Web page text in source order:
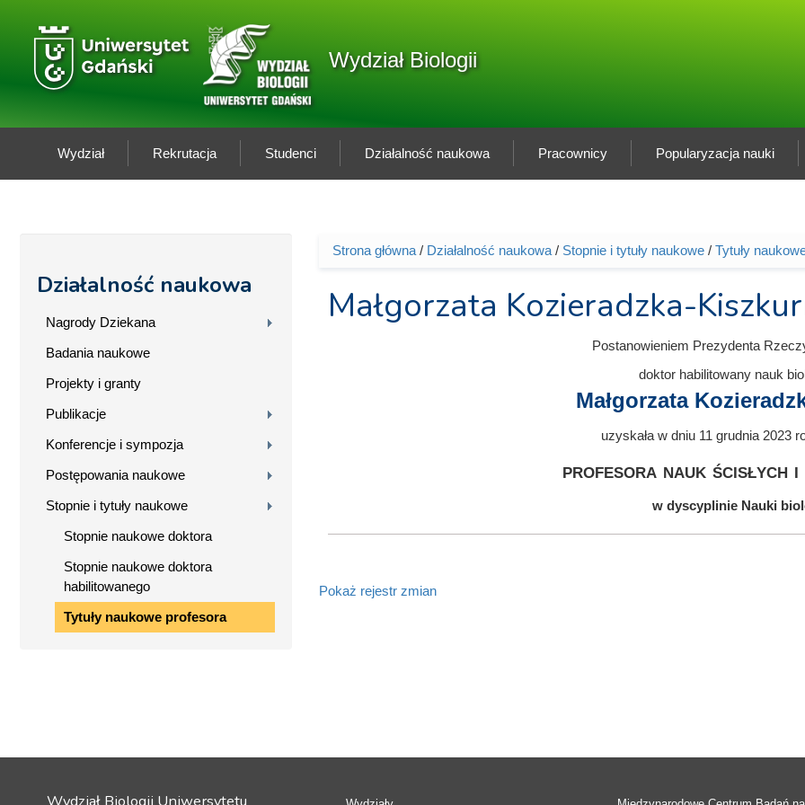
Wydział Biologii
Wydział Rekrutacja Studenci Działalność naukowa Pracownicy Popularyzacja nauki
Działalność naukowa
Nagrody Dziekana
Badania naukowe
Projekty i granty
Publikacje
Konferencje i sympozja
Postępowania naukowe
Stopnie i tytuły naukowe
Stopnie naukowe doktora
Stopnie naukowe doktora
habilitowanego
Tytuły naukowe profesora
Jesteś tutaj
Strona główna/ Działalność naukowa/ Stopnie i tytuły naukowe/ Tytuły
Małgorzata Kozieradzka-
Postanowieniem Prezydenta
doktor habilitowany nauk
Małgorzata
uzyskała w dniu 11 grudnia 2023
profesora nauk ścisłych
w dyscyplinie Nauki
Pokaż rejestr zmian
Wydział Biologii Uniwersytetu